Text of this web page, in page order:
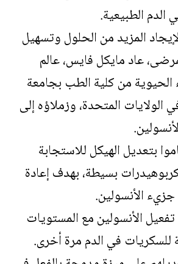
الدم الطبيعية.
المزيد من الحلول وتسهيل
عاد مايكل فايس، عالم
الحيوية من كلية الطب بجامعة
الولايات المتحدة، وزملاؤه إلى
بتعديل الهيكل للاستجابة
بسيطة، بهدف إعادة
الأنسولين.
الأنسولين مع المستويات
للسكريات في الدم مرة أخرى.